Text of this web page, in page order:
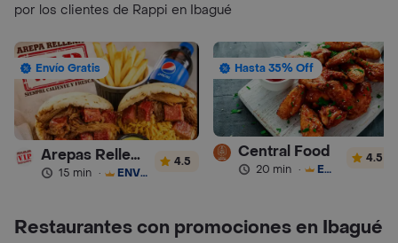
por los clientes de Rappi en Ibagué
Envío Gratis
Arepas Rellenas Vip
15 min · ENVÍO GRATIS
4.5
Hasta 35% Off
Central Food
20 min · ENVÍO GRATIS
4.5
Restaurantes con promociones en Ibagué